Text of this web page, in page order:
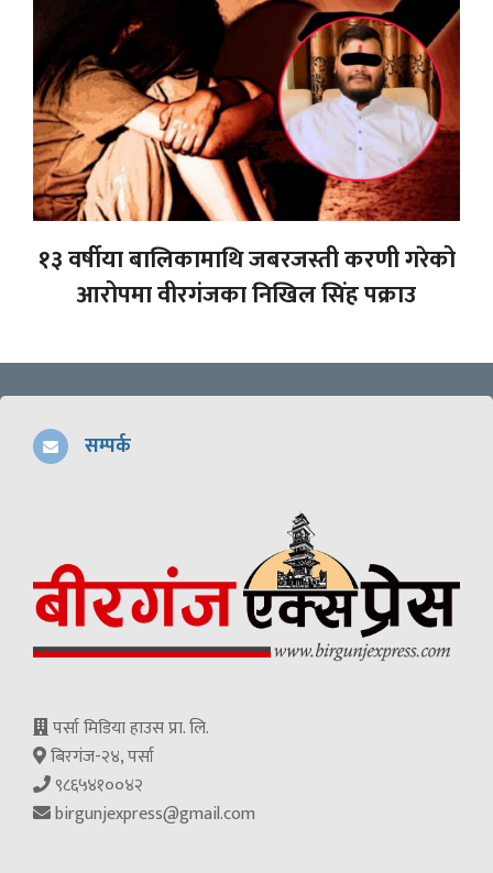
१३ वर्षीया बालिकामाथि जबरजस्ती करणी गरेको
आरोपमा वीरगंजका निखिल सिंह पक्राउ
सम्पर्क
पर्सा मिडिया हाउस प्रा. लि.
बिरगंज-२४, पर्सा
९८६५४१००४२
birgunjexpress@gmail.com